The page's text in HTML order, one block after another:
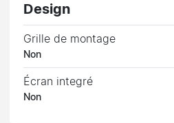
Design
Grille de montage
Non
Écran integré
Non